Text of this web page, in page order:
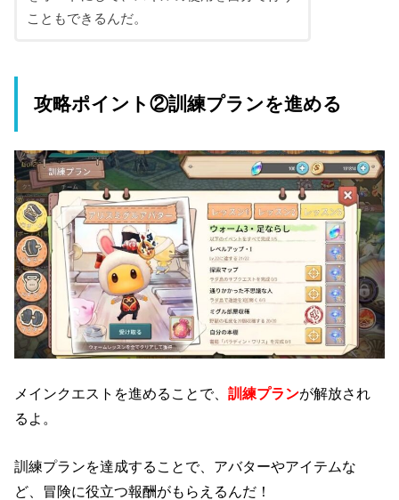
こともできるんだ。
攻略ポイント②訓練プランを進める
メインクエストを進めることで、訓練プランが解放され
るよ。
訓練プランを達成することで、アバターやアイテムな
ど、冒険に役立つ報酬がもらえるんだ！